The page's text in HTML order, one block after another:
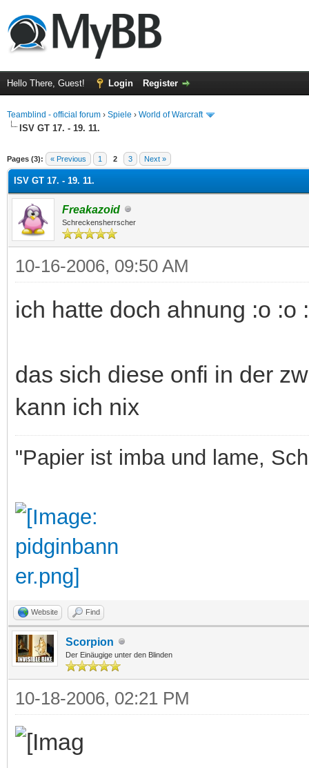
Hello There, Guest! Login Register
Teamblind - official forum › Spiele › World of Warcraft
ISV GT 17. - 19. 11.
Pages (3): « Previous 1 2 3 Next »
ISV GT 17. - 19. 11.
Freakazoid
Schreckensherrscher
10-16-2006, 09:50 AM
ich hatte doch ahnung :o :o
das sich diese onfi in der
kann ich nix
"Papier ist imba und lame,
Website Find
Scorpion
Der Einäugige unter den Blinden
10-18-2006, 02:21 PM